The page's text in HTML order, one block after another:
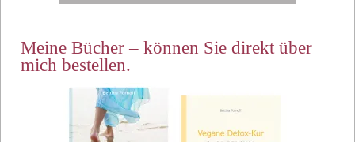
Meine Bücher – können Sie direkt über
mich bestellen.